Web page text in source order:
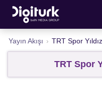
Yayın Akışı › TRT Spor Yıldız
TRT Spor